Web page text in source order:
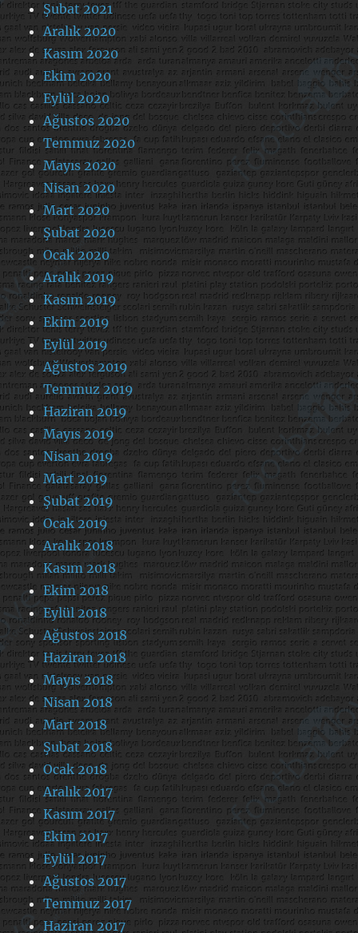
Şubat 2021
Aralık 2020
Kasım 2020
Ekim 2020
Eylül 2020
Ağustos 2020
Temmuz 2020
Mayıs 2020
Nisan 2020
Mart 2020
Şubat 2020
Ocak 2020
Aralık 2019
Kasım 2019
Ekim 2019
Eylül 2019
Ağustos 2019
Temmuz 2019
Haziran 2019
Mayıs 2019
Nisan 2019
Mart 2019
Şubat 2019
Ocak 2019
Aralık 2018
Kasım 2018
Ekim 2018
Eylül 2018
Ağustos 2018
Haziran 2018
Mayıs 2018
Nisan 2018
Mart 2018
Şubat 2018
Ocak 2018
Aralık 2017
Kasım 2017
Ekim 2017
Eylül 2017
Ağustos 2017
Temmuz 2017
Haziran 2017